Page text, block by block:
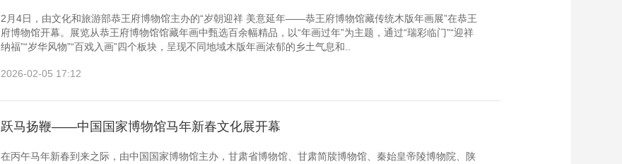
2月4日，由文化和旅游部恭王府博物馆主办的“岁朝迎祥 美意延年——恭王府博物馆藏传统木版年画展”在恭王
府博物馆开幕。展览从恭王府博物馆馆藏年画中甄选百余幅精品，以“年画过年”为主题，通过“瑞彩临门”“迎祥
纳福”“岁华风物”“百戏入画”四个板块，呈现不同地域木版年画浓郁的乡土气息和..
2026-02-05 17:12
跃马扬鞭——中国国家博物馆马年新春文化展开幕
在丙午马年新春到来之际，由中国国家博物馆主办，甘肃省博物馆、甘肃简牍博物馆、秦始皇帝陵博物院、陕